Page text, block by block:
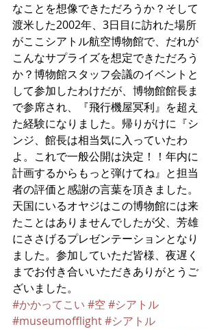
なことを想像できただろうか？そして
渡米した2002年、3日目に訪れた場所
がここシアトル航空博物館で、だれが
こんなサプライズを想定できただろう
か？博物館スタッフ会議のイベントと
して参加したわけだが、博物館館長ま
で参席され、『飛行機屋冥利』を超え
た経験になりました。帰りがけに『シ
ンジ、館長は相当気に入っていたわ
よ。これで一般公開は決定！！年内に
計画するからもっと弾けてね』と担当
者の評価と感謝の言葉を頂きました。
天国にいるオヤジはこの博物館には来
たことはありませんでしたが父、芳雄
にささげるプレゼンテーションとなり
ました。参加していただ皆様、夜遅く
までお付き合いいただきありがとうご
ざいました。
#かかってこい #空 #シアトル
#museumofflight#シアトル